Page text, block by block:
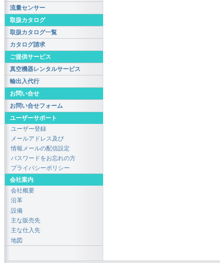
流量センサー
取扱カタログ
取扱カタログ一覧
カタログ請求
ご提供サービス
真空機器レンタルサービス
輸出入代行
お問い合せ
お問い合せフォーム
ユーザーサポート
ユーザー登録
メールアドレス及び
情報メールの配信設定
パスワードをお忘れの方
プライバシーポリシー
会社案内
会社概要
沿革
設備
主な販売先
主な仕入先
地図